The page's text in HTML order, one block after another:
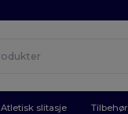
Atletisk slitasje Tilbehør